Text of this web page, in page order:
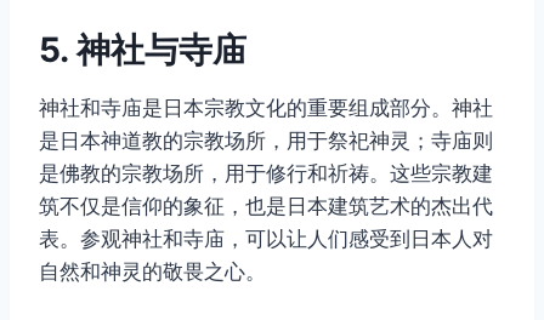
5. 神社与寺庙
神社和寺庙是日本宗教文化的重要组成部分。神社
是日本神道教的宗教场所，用于祭祀神灵；寺庙则
是佛教的宗教场所，用于修行和祈祷。这些宗教建
筑不仅是信仰的象征，也是日本建筑艺术的杰出代
表。参观神社和寺庙，可以让人们感受到日本人对
自然和神灵的敬畏之心。